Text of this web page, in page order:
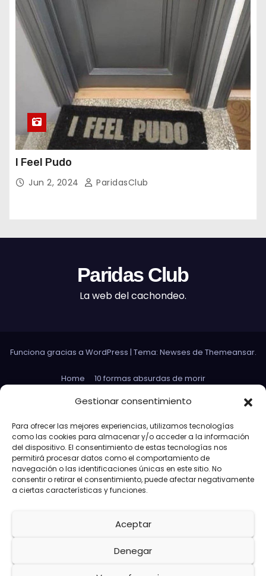
Gestionar consentimiento
Para ofrecer las mejores experiencias, utilizamos tecnologías
como las cookies para almacenar y/o acceder a la información
del dispositivo. El consentimiento de estas tecnologías nos
permitirá procesar datos como el comportamiento de
navegación o las identificaciones únicas en este sitio. No
consentir o retirar el consentimiento, puede afectar negativamente
a ciertas características y funciones.
Aceptar
Denegar
I Feel Pudo
Jun 2, 2024 ParidasClub
Paridas Club
La web del cachondeo.
Funciona gracias a WordPress | Tema: Newses de Themeansar.
Home
10 formas absurdas de morir
Datos curiosos que no sirven para nada
Efectos 3D con Gifs animados
El Rey Abdica
Las 30 Leyes sexuales más absurdas del mundo
Las leyes de Murphy
Lost: Curiosidades
Más información sobre las cookies
Memes de Avengers Capitán América
Paridas Club en las redes
Política de cookies (UE)